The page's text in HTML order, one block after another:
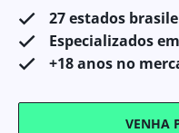
27 estados
Especializados
+18 anos no
VENHA